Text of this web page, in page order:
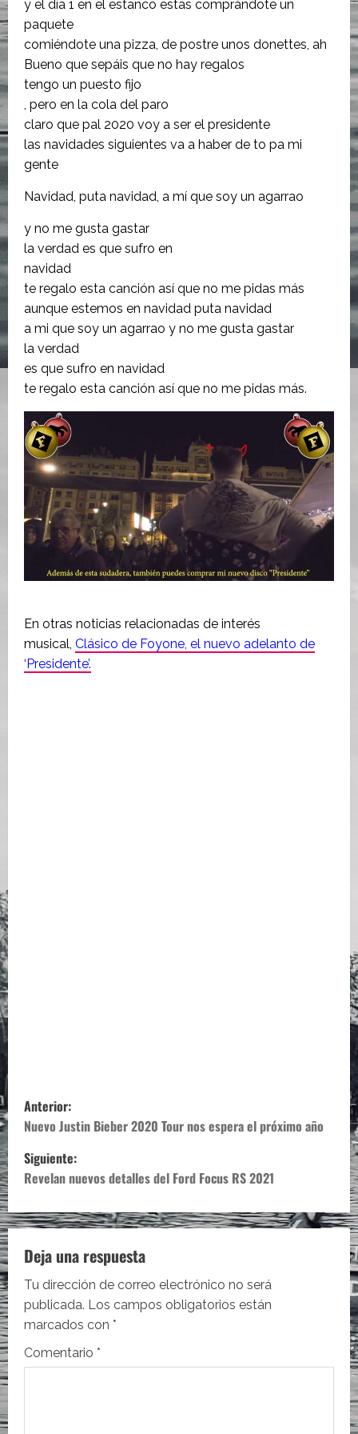
y el día 1 en el estanco estas comprándote un
paquete
comiéndote una pizza, de postre unos donettes, ah
Bueno que sepáis que no hay regalos
tengo un puesto fijo
, pero en la cola del paro
claro que pal 2020 voy a ser el presidente
las navidades siguientes va a haber de to pa mi
gente
Navidad, puta navidad, a mí que soy un agarrao
y no me gusta gastar
la verdad es que sufro en
navidad
te regalo esta canción así que no me pidas más
aunque estemos en navidad puta navidad
a mi que soy un agarrao y no me gusta gastar
la verdad
es que sufro en navidad
te regalo esta canción así que no me pidas más.
En otras noticias relacionadas de interés
musical, Clásico de Foyone, el nuevo adelanto de
‘Presidente’.
N
a
v
g
a
c
i
ó
Anterior:
Nuevo Justin Bieber 2020 Tour nos espera el próximo año
Siguiente:
Revelan nuevos detalles del Ford Focus RS 2021
Deja una respuesta
Tu dirección de correo electrónico no será
publicada. Los campos obligatorios están
marcados con *
Comentario *